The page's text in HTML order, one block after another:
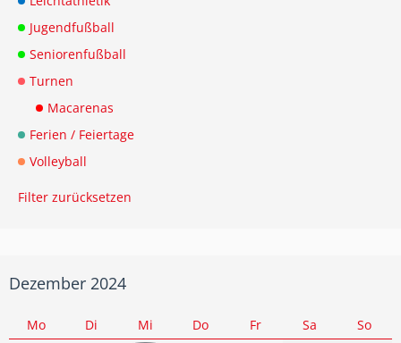
Jugendfußball
Seniorenfußball
Turnen
Macarenas
Ferien / Feiertage
Volleyball
Filter zurücksetzen
Dezember 2024
Mo Di Mi Do Fr Sa
So